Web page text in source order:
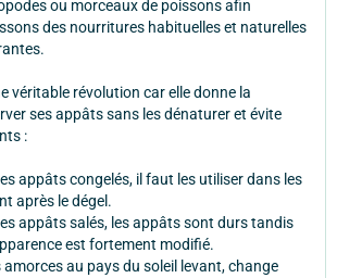
ou morceaux de poissons afin
des nourritures habituelles et naturelles
véritable révolution car elle donne la
ses appâts sans les dénaturer et évite
:
appâts congelés, il faut les utiliser dans les
après le dégel.
appâts salés, les appâts sont durs tandis
est fortement modifié.
au pays du soleil levant, change